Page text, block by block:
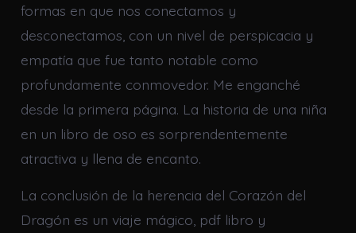
formas en que nos conectamos y
desconectamos, con un nivel de perspicacia y
empatía que fue tanto notable como
profundamente conmovedor. Me enganché
desde la primera página. La historia de una niña
en un libro de oso es sorprendentemente
atractiva y llena de encanto.
La conclusión de la herencia del Corazón del
Dragón es un viaje mágico, pdf libro y